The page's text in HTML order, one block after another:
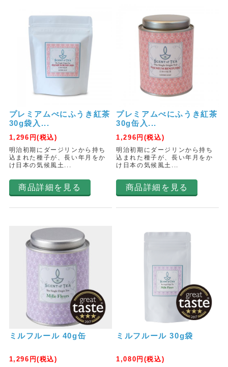
プレミアムべにふうき紅茶
30g袋入...
1,296 円(税込)
明治初期にダージリンから持ち
込まれた種子が、長い年月をか
け日本の気候風土...
商品詳細を見る
プレミアムべにふうき紅茶
30g缶入...
1,296円(税込)
明治初期にダージリンから持ち
込まれた種子が、長い年月をか
け日本の気候風土...
商品詳細を見る
ミルフルール 40g缶
1,296 円(税込)
ミルフルール 30g袋
1,080円(税込)